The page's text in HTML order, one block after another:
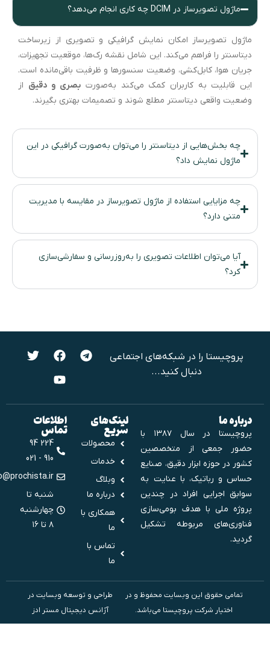
ماژول تصویرساز در DCIM چه کاری انجام می‌دهد؟
ماژول تصویرساز امکان نمایش گرافیکی و تصویری از زیرساخت
دیتاسنتر را فراهم می‌کند. این شامل نقشه رک‌ها، موقعیت تجهیزات،
جریان هوا، کابل‌کشی، وضعیت سنسورها و ظرفیت باقی‌مانده است.
این قابلیت به کاربران کمک می‌کند به‌صورتبصری و دقیقاز
وضعیت واقعی دیتاسنتر مطلع شوند و تصمیمات بهتری بگیرند.
چه بخش‌هایی از دیتاسنتر را می‌توان به‌صورت گرافیکی در این
ماژول نمایش داد؟
چه مزایایی استفاده از ماژول تصویرساز در مقایسه با مدیریت
متنی دارد؟
آیا می‌توان اطلاعات تصویری را به‌روزرسانی و سفارشی‌سازی
کرد؟
پروچیستا را در شبکه‌های اجتماعی
دنبال کنید...
درباره ما
پروچیستا در سال ۱۳۸۷ با
حضور جمعی از متخصصین
کشور در حوزه ابزار دقیق، صنایع
حساس و رباتیک، با عنایت به
سوابق اجرایی افراد در چندین
پروژه ملی‌ با هدف بومی‌سازی
فناوری‌های مربوطه تشکیل
گردید.
لینک‌های
سریع
محصولات
خدمات
وبلاگ
درباره ما
همکاری با
تماس با
اطلاعات
تماس
224 94
910 - 021
info@prochista.ir
شنبه تا
چهارشنبه
تمامی حقوق این وبسایت محفوظ و در
اختیار شرکت پروچیستا می‌باشد.
طراحی و توسعه وبسایت در
آژانس دیجیتال مستر ادز